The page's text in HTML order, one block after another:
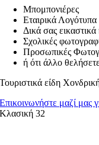
Μπομπονιέρες
Εταιρικά Λογότυπα
Δικά σας
Σχολικές
Προσωπικές
ή ότι άλλο
Τουριστικά είδη
Επικοινωνήστε μαζί μας
Κλασική 32